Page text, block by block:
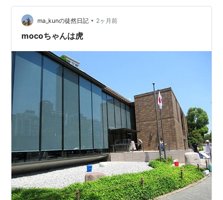
ma_kunの徒然日記 • 2ヶ月前
mocoちゃんは虎